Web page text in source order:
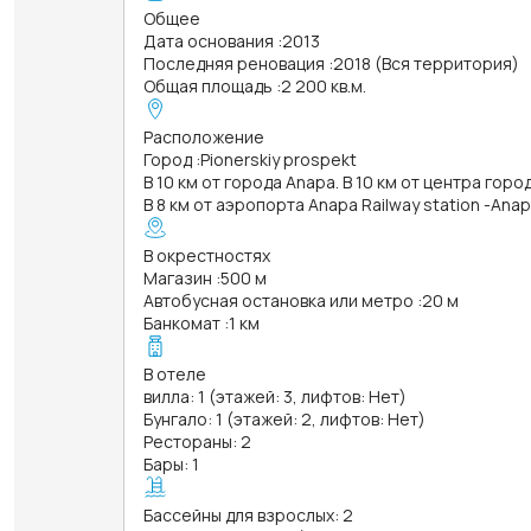
Общее
Дата основания :2013
Последняя реновация :2018 (Вся территория)
Общая площадь :2 200 кв.м.
Расположение
Город :Pionerskiy prospekt
В 10 км от города Anapa. В 10 км от центра
В 8 км от аэропорта Anapa Railway station -
В окрестностях
Магазин :500 м
Автобусная остановка или метро :20 м
Банкомат :1 км
В отеле
вилла: 1 (этажей: 3, лифтов: Нет)
Бунгало: 1 (этажей: 2, лифтов: Нет)
Рестораны: 2
Бары: 1
Бассейны для взрослых: 2